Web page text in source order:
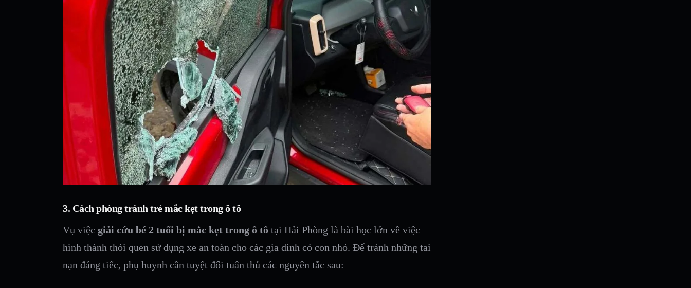
3. Cách phòng tránh trẻ mắc kẹt trong ô tô
Vụ việc giải cứu bé 2 tuổi bị mắc kẹt trong ô tô tại Hải Phòng là bài học lớn về việc
hình thành thói quen sử dụng xe an toàn cho các gia đình có con nhỏ. Để tránh những tai
nạn đáng tiếc, phụ huynh cần tuyệt đối tuân thủ các nguyên tắc sau: